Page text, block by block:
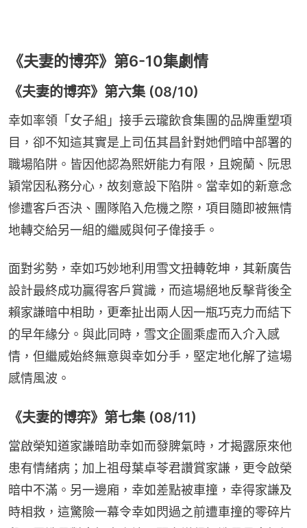
《夫妻的博弈》第6-10集劇情
《夫妻的博弈》第六集 (08/10)
幸如率領「女子組」接手云瓏飲食集團的品牌重塑項
目，卻不知這其實是上司伍其昌針對她們暗中部署的
職場陷阱。皆因他認為熙妍能力有限，且婉蘭、阮思
穎常因私務分心，故刻意設下陷阱。當幸如的新意念
慘遭客戶否決、團隊陷入危機之際，項目隨即被無情
地轉交給另一組的繼威與何子偉接手。
面對劣勢，幸如巧妙地利用雪文扭轉乾坤，其新廣告
設計最終成功贏得客戶賞識，而這場絕地反擊背後全
賴家謙暗中相助，更牽扯出兩人因一瓶巧克力而結下
的早年緣分。與此同時，雪文企圖乘虛而入介入感
情，但繼威始終無意與幸如分手，堅定地化解了這場
感情風波。
《夫妻的博弈》第七集 (08/11)
當啟榮知道家謙暗助幸如而發脾氣時，才揭露原來他
患有情緒病；加上祖母葉卓苓君讚賞家謙，更令啟榮
暗中不滿。另一邊廂，幸如差點被車撞，幸得家謙及
時相救，這驚險一幕令幸如閃過之前遭車撞的零碎片